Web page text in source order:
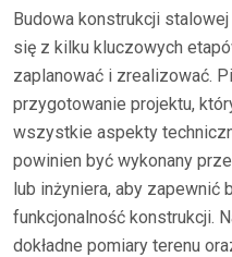
Budowa konstrukcji
się z kilku kluczowych
zaplanować i zrealizować.
przygotowanie projektu,
wszystkie aspekty
powinien być wykonany
lub inżyniera, aby
funkcjonalność konstrukcji.
dokładne pomiary terenu